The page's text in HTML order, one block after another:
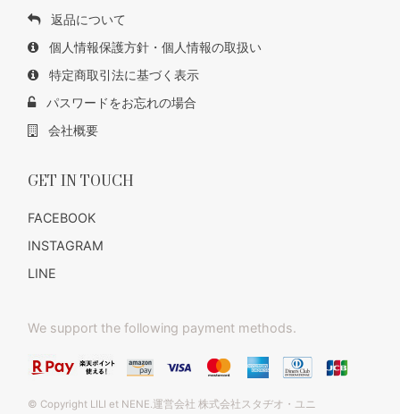
返品について
個人情報保護方針・個人情報の取扱い
特定商取引法に基づく表示
パスワードをお忘れの場合
会社概要
GET IN TOUCH
FACEBOOK
INSTAGRAM
LINE
We support the following payment methods.
© Copyright LILI et NENE.運営会社 株式会社スタヂオ・ユニ